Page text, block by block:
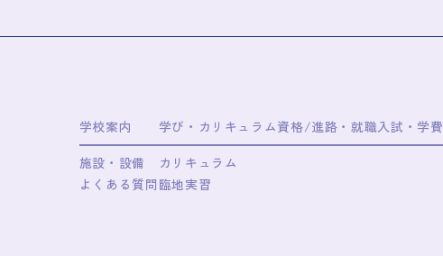
学校案内
施設・設備
よくある質問
学び・カリキュラム
カリキュラム
臨地実習
資格/進路・就職入試・学費